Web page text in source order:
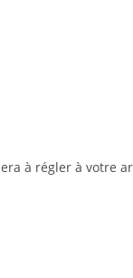
à régler à votre